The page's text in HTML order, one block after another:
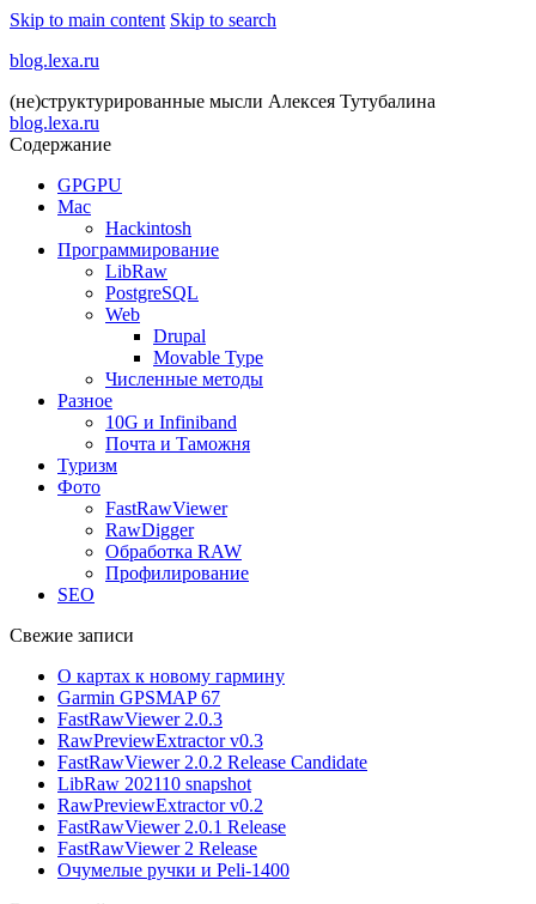
Skip to main content Skip to search
blog.lexa.ru
(не)структурированные мысли Алексея Тутубалина
blog.lexa.ru
Содержание
GPGPU
Mac
Hackintosh
Программирование
LibRaw
PostgreSQL
Web
Drupal
Movable Type
Численные методы
Разное
10G и Infiniband
Почта и Таможня
Туризм
Фото
FastRawViewer
RawDigger
Обработка RAW
Профилирование
SEO
Свежие записи
О картах к новому гармину
Garmin GPSMAP 67
FastRawViewer 2.0.3
RawPreviewExtractor v0.3
FastRawViewer 2.0.2 Release Candidate
LibRaw 202110 snapshot
RawPreviewExtractor v0.2
FastRawViewer 2.0.1 Release
FastRawViewer 2 Release
Очумелые ручки и Peli-1400